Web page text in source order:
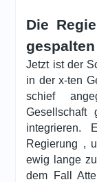
Die
gespalten
Jetzt ist der
in der x-ten
schief
Gesellschaft
integrieren.
Regierung ,
ewig lange
dem Fall